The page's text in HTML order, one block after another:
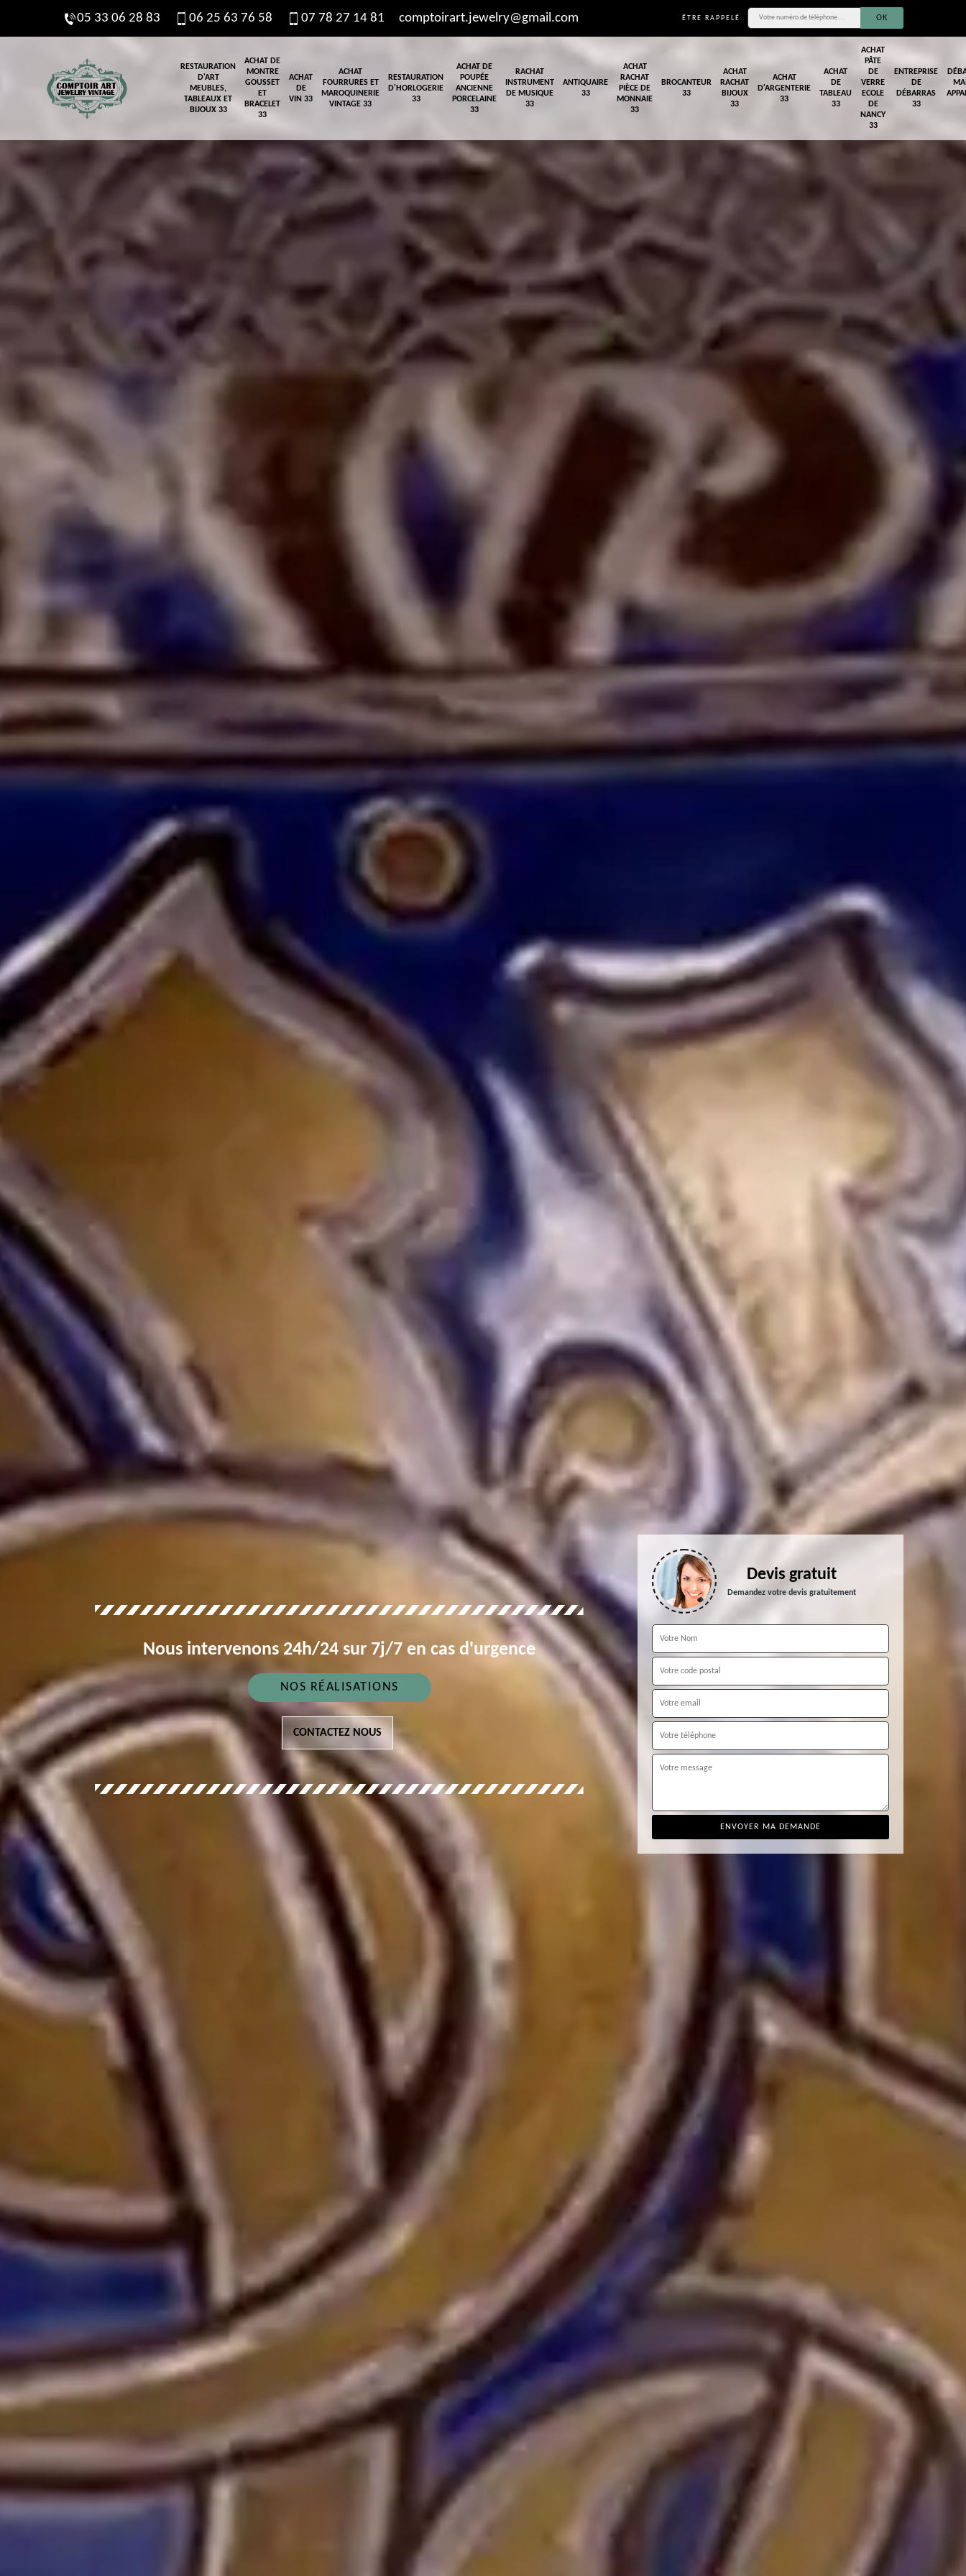
05 33 06 28 83 06 25 63 76 58 07 78 27 14 81 comptoirart.jewelry@gmail.com ÊTRE RAPPELÉ
RESTAURATION
D'ART
MEUBLES,
TABLEAUX ET
BIJOUX 33
ACHAT DE
MONTRE
GOUSSET
ET
BRACELET
33
ACHAT
DE
VIN 33
ACHAT
FOURRURES ET
MAROQUINERIE
VINTAGE 33
RESTAURATION
D'HORLOGERIE
33
ACHAT DE
POUPÉE
ANCIENNE
PORCELAINE
33
RACHAT
INSTRUMENT
DE MUSIQUE
33
ANTIQUAIRE
33
ACHAT
RACHAT
PIÈCE DE
MONNAIE
33
BROCANTEUR
33
ACHAT
RACHAT
BIJOUX
33
ACHAT
D'ARGENTERIE
33
ACHAT
DE
TABLEAU
33
ACHAT
PÂTE
DE
VERRE
ECOLE
DE
NANCY
33
ENTREPRISE
DE
DÉBARRAS
33
Nous intervenons 24h/24 sur 7j/7 en cas d'urgence
NOS RÉALISATIONS
CONTACTEZ NOUS
Devis gratuit
Demandez votre devis gratuitement